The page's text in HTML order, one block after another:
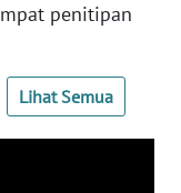
penitipan
Lihat Semua